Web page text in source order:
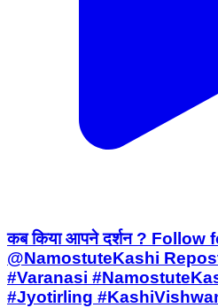
कब किया आपने दर्शन ?
@NamostuteKashi
#Varanasi
#Jyotirling